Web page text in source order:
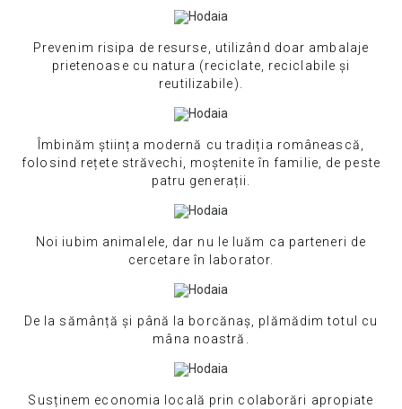
Prevenim risipa de resurse, utilizând doar ambalaje
prietenoase cu natura (reciclate, reciclabile și
reutilizabile).
Îmbinăm știința modernă cu tradiția românească,
folosind rețete străvechi, moștenite în familie, de peste
patru generații.
Noi iubim animalele, dar nu le luăm ca parteneri de
cercetare în laborator.
De la sămânță și până la borcănaș, plămădim totul cu
mâna noastră.
Susținem economia locală prin colaborări apropiate